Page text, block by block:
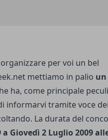
per voi un bel
mettiamo in palio un
ha, come principale
informarvi tramite voce
La durata del
Giovedì 2 Luglio 2009